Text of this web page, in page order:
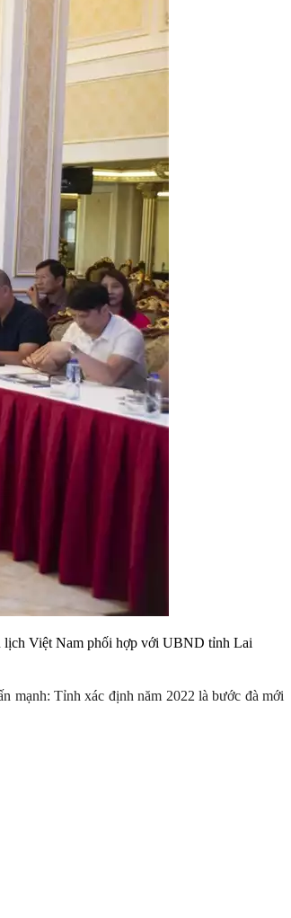
lịch Việt Nam phối hợp với UBND tỉnh Lai
mạnh: Tỉnh xác định năm 2022 là bước đà mới